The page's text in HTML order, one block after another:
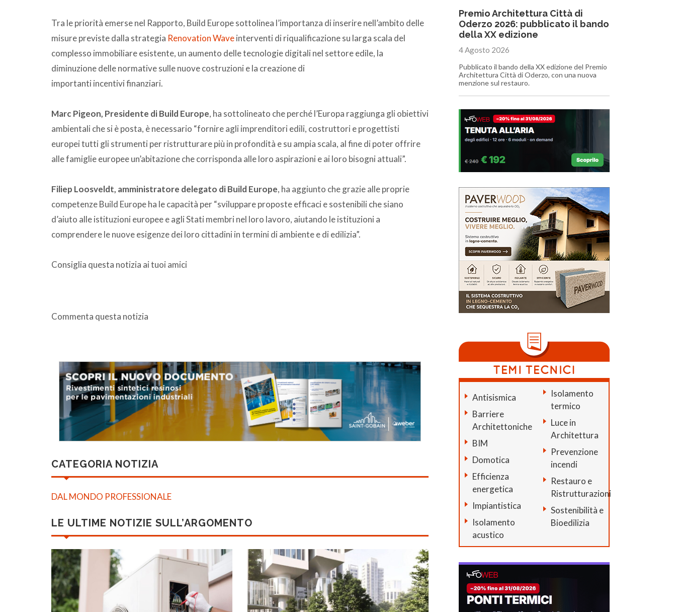
Tra le priorità emerse nel Rapporto, Build Europe sottolinea l’importanza di inserire nell’ambito delle
misure previste dalla strategia Renovation Waveinterventi di riqualificazione su larga scala del
complesso immobiliare esistente, un aumento delle tecnologie digitali nel settore edile, la
diminuzione delle normative sulle nuove costruzioni e la creazione di
importanti incentivi finanziari.
Marc Pigeon, Presidente di Build Europe, ha sottolineato che perché l’Europa raggiunga gli obiettivi
ambientali che si è posta, è necessario “fornire agli imprenditori edili, costruttori e progettisti
europei tutti gli strumenti per ristrutturare più in profondità e su ampia scala, al fine di poter offrire
alle famiglie europee un’abitazione che corrisponda alle loro aspirazioni e ai loro bisogni attuali”.
Filiep Loosveldt, amministratore delegato di Build Europe, ha aggiunto che grazie alle proprie
competenze Build Europe ha le capacità per “sviluppare proposte efficaci e sostenibili che siano
d’aiuto alle istituzioni europee e agli Stati membri nel loro lavoro, aiutando le istituzioni a
comprendere le nuove esigenze dei loro cittadini in termini di ambiente e di edilizia”.
Consiglia questa notizia ai tuoi amici
Commenta questa notizia
CATEGORIA NOTIZIA
DAL MONDO PROFESSIONALE
LE ULTIME NOTIZIE SULL’ARGOMENTO
Premio Architettura Città di
Oderzo 2026: pubblicato il bando
della XX edizione
4 Agosto 2026
Pubblicato il bando della XX edizione del Premio
Architettura Città di Oderzo, con una nuova
menzione sul restauro.
Antisismica
Barriere
Architettoniche
BIM
Domotica
Efficienza
energetica
Impiantistica
Isolamento
acustico
Isolamento
termico
Luce in
Architettura
Prevenzione
incendi
Restauro e
Ristrutturazioni
Sostenibilità e
Bioedilizia